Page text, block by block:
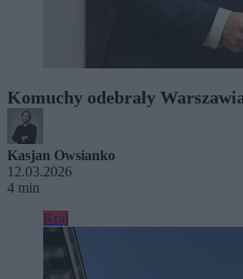
Komuchy odebrały
Kasjan Owsianko
12.03.2026
4 min
Kraj